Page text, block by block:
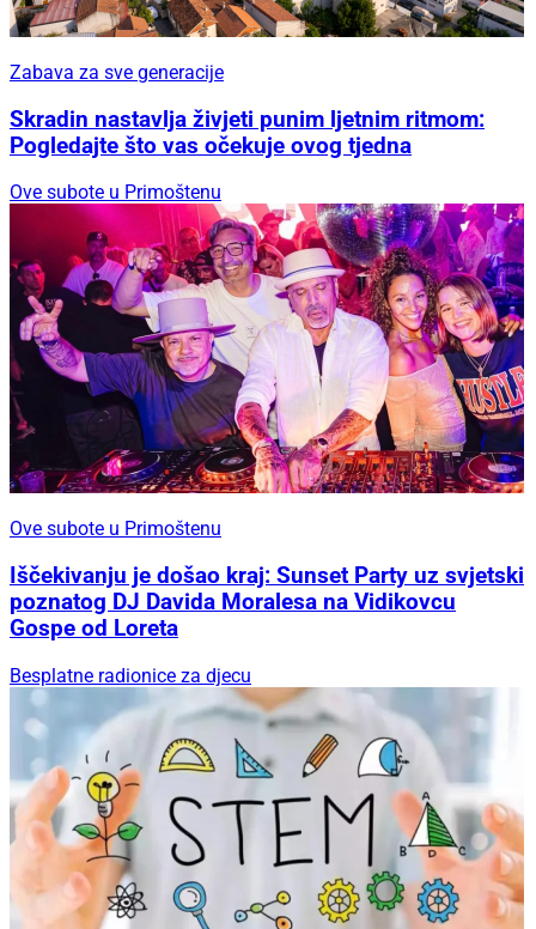
Zabava za sve generacije
Skradin nastavlja živjeti punim ljetnim ritmom:
Pogledajte što vas očekuje ovog tjedna
Ove subote u Primoštenu
Ove subote u Primoštenu
Iščekivanju je došao kraj: Sunset Party uz svjetski
poznatog DJ Davida Moralesa na Vidikovcu
Gospe od Loreta
Besplatne radionice za djecu